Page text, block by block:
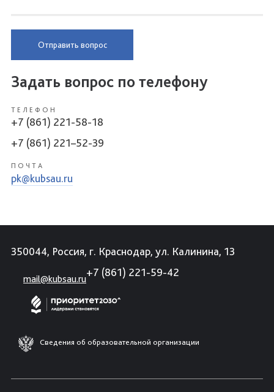
Отправить вопрос
Задать вопрос по телефону
ТЕЛЕФОН
+7 (861) 221-58-18
+7 (861) 221–52-39
ПОЧТА
pk@kubsau.ru
350044, Россия, г. Краснодар, ул. Калинина, 13
mail@kubsau.ru
+7 (861) 221-59-42
Сведения об образовательной организации